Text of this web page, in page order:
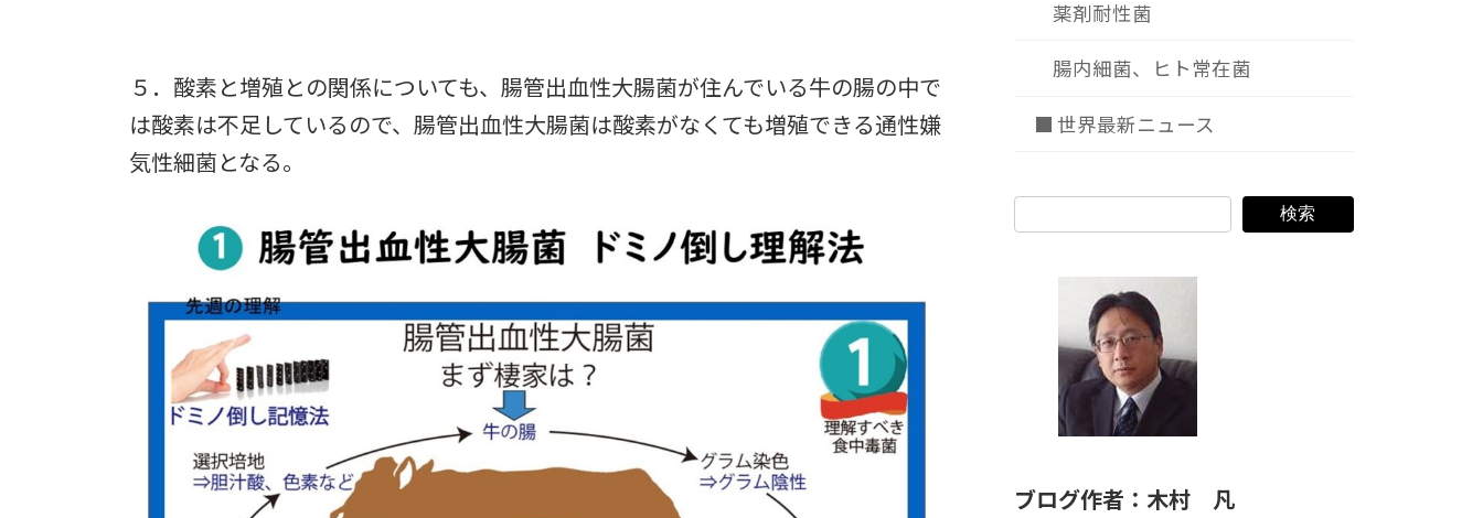
５．酸素と増殖との関係についても、腸管出血性大腸菌が住んでいる牛の腸の中で
は酸素は不足しているので、腸管出血性大腸菌は酸素がなくても増殖できる通性嫌
気性細菌となる。
薬剤耐性菌
腸内細菌、ヒト常在菌
■ 世界最新ニュース
検索
ブログ作者：木村 凡